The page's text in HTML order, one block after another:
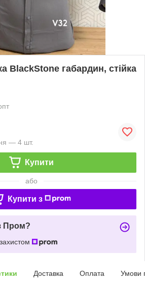
BlackStone габардин, стійка
— 4 шт.
Купити
або
Купити з
Пром?
Доставка Оплата Умови